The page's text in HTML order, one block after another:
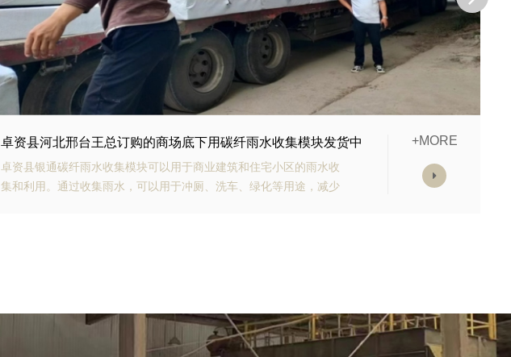
卓资县山东青岛李经理订购的生态多孔纤维棉正在发货
卓资县银通生态多孔纤维棉具有高强承载能力、高抗渗能力、抗老化
能力强、施工方便等优势。模块的顶部应设计有反冲洗装置，以防止
+MORE